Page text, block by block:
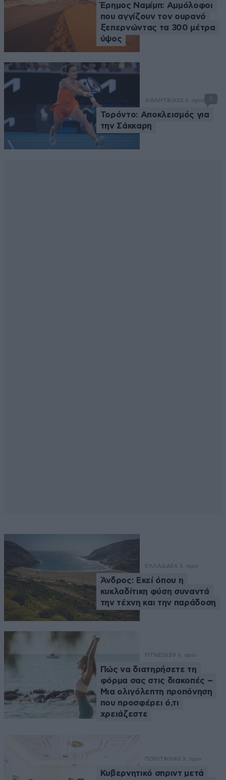
Έρημος Ναμίμπ: Αμμόλοφοι
που αγγίζουν τον ουρανό
ξεπερνώντας τα 300 μέτρα
ύψος
ΑΘΛΗΤΙΚΑ33 λ. πριν
Τορόντο: Αποκλεισμός για
την Σάκκαρη
ΕΛΛΑΔΑ34 λ. πριν
Άνδρος: Εκεί όπου η
κυκλαδίτικη φύση συναντά
την τέχνη και την παράδοση
FITNESS39 λ. πριν
Πώς να διατηρήσετε τη
φόρμα σας στις διακοπές –
Μια ολιγόλεπτη προπόνηση
που προσφέρει ό,τι
χρειάζεστε
ΠΟΛΙΤΙΚΗ40 λ. πριν
Κυβερνητικό σπριντ μετά